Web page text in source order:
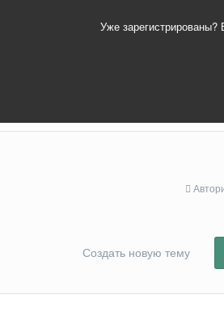
Уже зарегистрированы?
Создать новую тему